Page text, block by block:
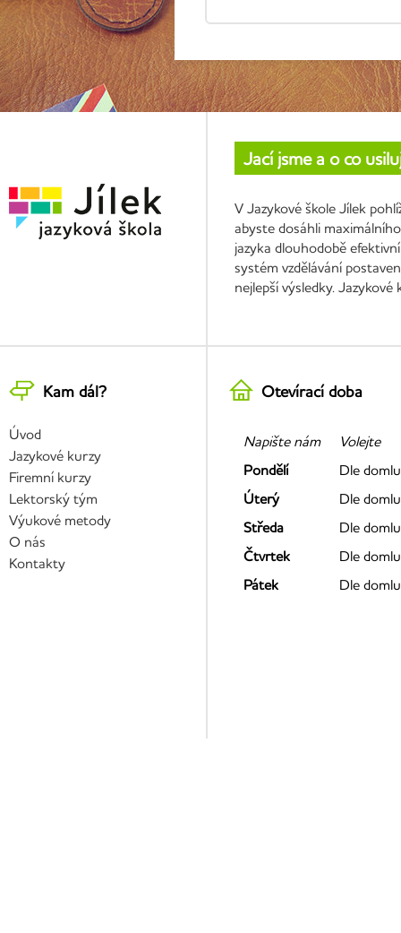
Jací jsme a o co
V Jazykové škole Jílek
abyste dosáhli
jazyka dlouhodobě
systém vzdělávání
nejlepší výsledky.
Kam dál?
Úvod
Jazykové kurzy
Firemní kurzy
Lektorský tým
Výukové metody
O nás
Kontakty
Otevírací doba
Napište nám
Volejte
Pondělí
Dle
Úterý
Dle
Středa
Dle
Čtvrtek
Dle
Pátek
Dle